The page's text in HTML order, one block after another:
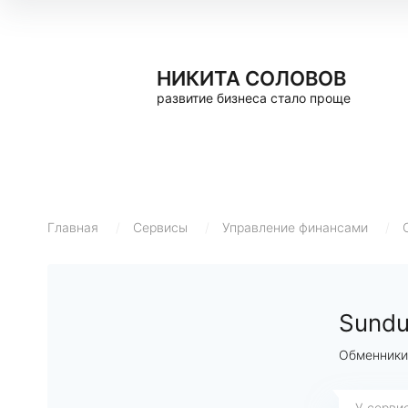
НИКИТА СОЛОВОВ
развитие бизнеса стало проще
Главная Сервисы Управление финансами
Обменники